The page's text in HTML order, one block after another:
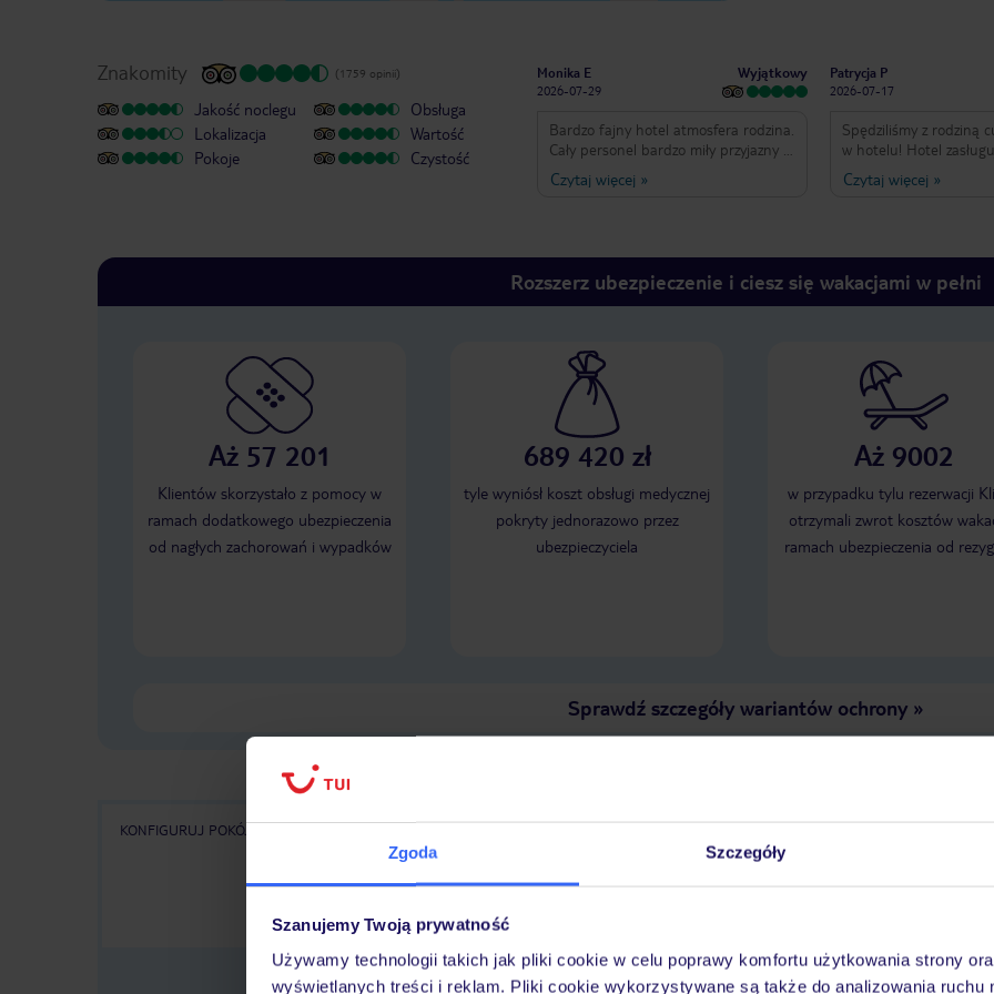
Zgoda Szczegóły
Szanujemy Twoją prywatność
Używamy technologii takich jak pliki cookie w celu poprawy komfortu użytkowania strony
wyświetlanych treści i reklam. Pliki cookie wykorzystywane są także do analizowania ruchu
Znakomity (1759 opinii)
Jakość noclegu
Lokalizacja
Pokoje
Obsługa
Wartość
Czystość
Monika E
2026-07-29
Wyjątkowy
Bardzo fajny hotel atmosfera rodzina.
Cały personel bardzo miły przyjazny i
pomocny. Super jedzonko.
Pozdrawiamy również
Czytaj więcej »
Patrycja P
2026-07-17
Spędziliśmy z rodziną
w hotelu! Hotel
10/10 :) Od samego
po wymeldowanie
leżaków, lokalizacja
Alanya, a do plaży
orkiestra! Zawsze
pomocny i chętny do
Osman z działu
cudowny człowiek w
pewno jak będzie
to miejsce! :)
Czytaj więcej »
Rozszerz ubezpieczenie i ciesz się wakacjami w pełni
Aż 57 201
Klientów skorzystało z pomocy w
ramach dodatkowego ubezpieczenia
od nagłych zachorowań i wypadków
689 420 zł
tyle wyniósł koszt obsługi medycznej
pokryty jednorazowo przez
ubezpieczyciela
Aż 9002
w przypadku tylu rezerwacji
otrzymali zwrot kosztów
ramach ubezpieczenia od
Sprawdź szczegóły wariantów ochrony»
KONFIGURUJ POKÓJ